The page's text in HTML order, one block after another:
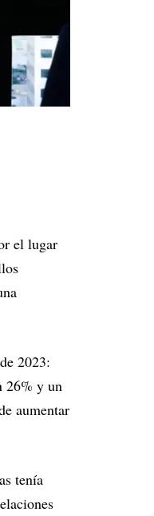
el lugar
2023:
26% y un
aumentar
tenía